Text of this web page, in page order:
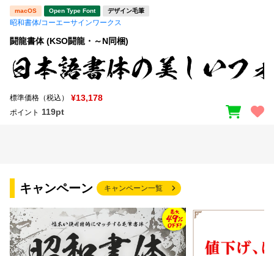
macOS Open Type Font デザイン毛筆
昭和書体/コーエーサインワークス
闘龍書体 (KSO闘龍・～N同梱)
標準価格（税込） ¥13,178
ポイント 119pt
キャンペーン キャンペーン一覧